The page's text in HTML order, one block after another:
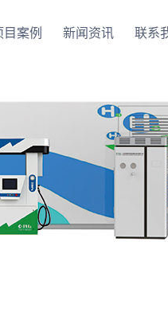
目案例 新闻资讯 联系